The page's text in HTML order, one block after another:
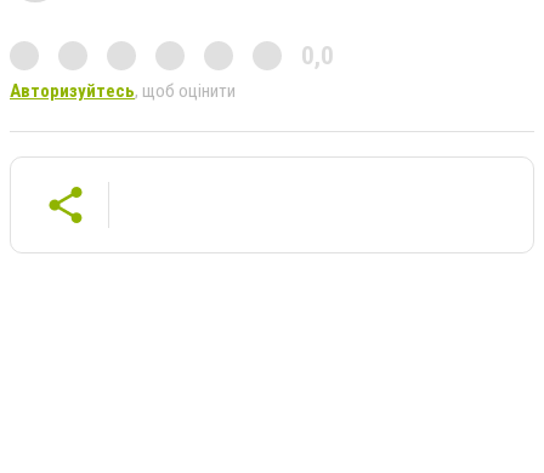
0,0
Авторизуйтесь, щоб оцінити